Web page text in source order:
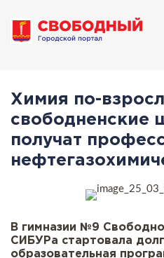
Химия по-
свободненские
получат
В гимназии №9
СИБУРа стартовала
образовательная